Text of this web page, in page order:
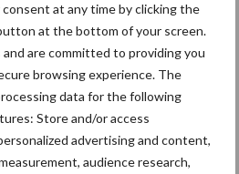
at any time by clicking the
at the bottom of your screen.
are committed to providing you
browsing experience. The
data for the following
Store and/or access
advertising and content,
audience research,
Buist
van een artikel uit het vakblad
je het interessant? Probeer een
op de Loonwerker!